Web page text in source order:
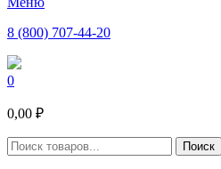
8 (800) 707-44-20
0
0,00 ₽